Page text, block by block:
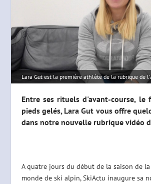
Lara Gut est la première athlète de la rubrique de
Entre ses rituels d'avant-course, le
pieds gelés, Lara Gut vous offre
dans notre nouvelle rubrique vidéo
A quatre jours du début de la saison de
monde de ski alpin, SkiActu inaugure sa